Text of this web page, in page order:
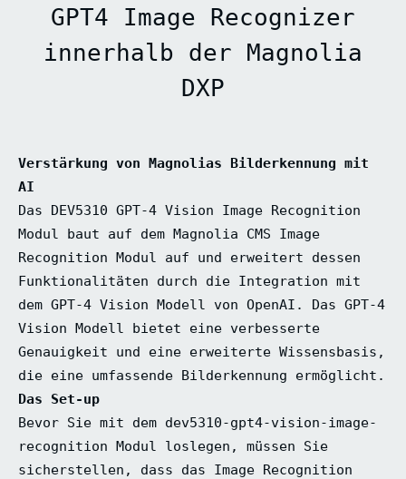
GPT4 Image Recognizer
innerhalb der Magnolia
DXP
Verstärkung von Magnolias Bilderkennung mit
AI
Das DEV5310 GPT-4 Vision Image Recognition
Modul baut auf dem Magnolia CMS Image
Recognition Modul auf und erweitert dessen
Funktionalitäten durch die Integration mit
dem GPT-4 Vision Modell von OpenAI. Das GPT-4
Vision Modell bietet eine verbesserte
Genauigkeit und eine erweiterte Wissensbasis,
die eine umfassende Bilderkennung ermöglicht.
Das Set-up
Bevor Sie mit dem dev5310-gpt4-vision-image-
recognition Modul loslegen, müssen Sie
sicherstellen, dass das Image Recognition